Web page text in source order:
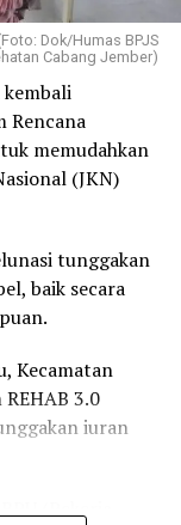
Dok/Humas BPJS
Cabang Jember)
kembali
Rencana
memudahkan
(JKN)
tunggakan
baik secara
Kecamatan
3.0
iuran